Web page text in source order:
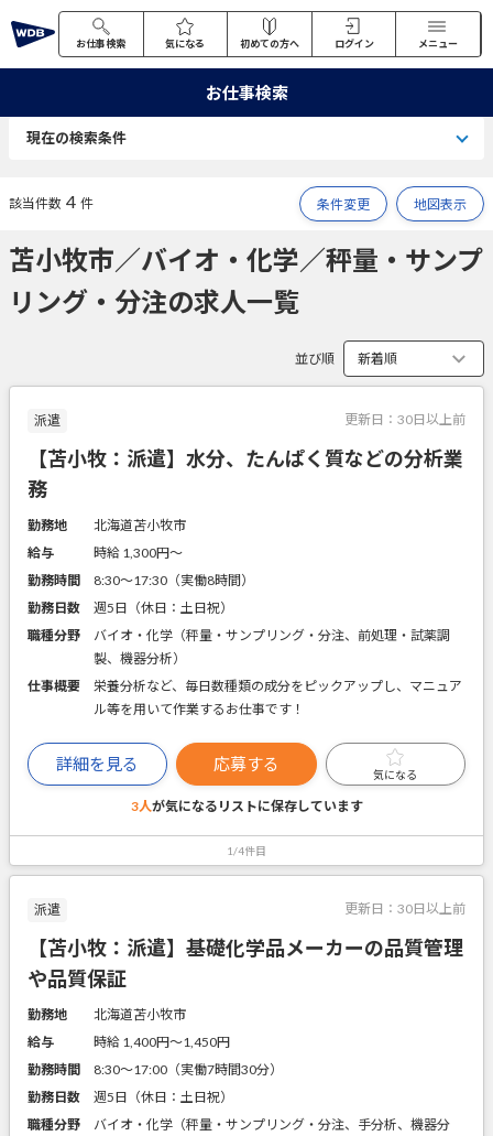
お仕事検索 気になる 初めての方へ ログイン メニュー
お仕事検索
現在の検索条件
該当件数 4 件 条件変更 地図表示
苫小牧市／バイオ・化学／秤量・サンプ
リング・分注の求人一覧
並び順
派遣 更新日： 30日以上前
【苫小牧：派遣】水分、たんぱく質などの分析業
務
勤務地
北海道苫小牧市
給与
時給 1,300円〜
勤務時間
8:30～17:30（実働8時間）
勤務日数
週5日（休日：土日祝）
職種分野
バイオ・化学（秤量・サンプリング・分注、前処理・試薬調
製、機器分析）
仕事概要
栄養分析など、毎日数種類の成分をピックアップし、マニュア
ル等を用いて作業するお仕事です！
詳細を見る 応募する
気になる
3人が気になるリストに保存しています
1/4件目
派遣 更新日： 30日以上前
【苫小牧：派遣】基礎化学品メーカーの品質管理
や品質保証
勤務地
北海道苫小牧市
給与
時給 1,400円〜1,450円
勤務時間
8:30～17:00（実働7時間30分）
勤務日数
週5日（休日：土日祝）
職種分野
バイオ・化学（秤量・サンプリング・分注、手分析、機器分